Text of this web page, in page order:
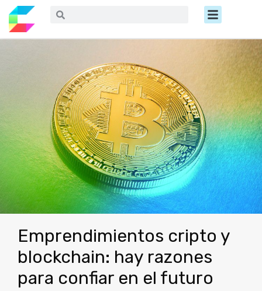
contenido
Buscar Menú
Emprendimientos cripto y
blockchain: hay razones
para confiar en el futuro